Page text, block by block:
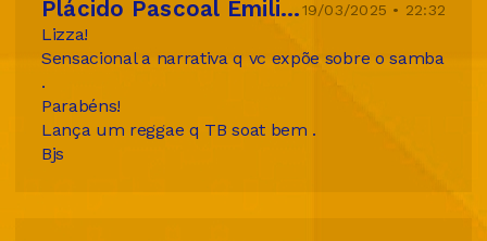
Plácido Pascoal Emilio de Teixeira19/03/2025 • 22:32
Lizza!
Sensacional a narrativa q vc expõe sobre o samba
.
Parabéns!
Lança um reggae q TB soat bem .
Bjs